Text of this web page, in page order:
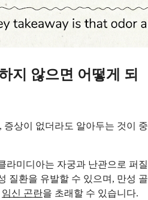
지 않으면 어떻게 되
상이 없더라도 알아두는 것이 중
라미디아는 자궁과 난관으로 퍼질
질환을 유발할 수 있으며, 만성 골
임신 곤란을 초래할 수 있습니다.